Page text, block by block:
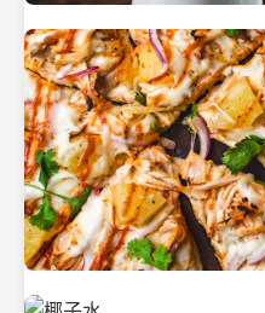
热带海滩上的椰子树
新鲜采摘的椰子